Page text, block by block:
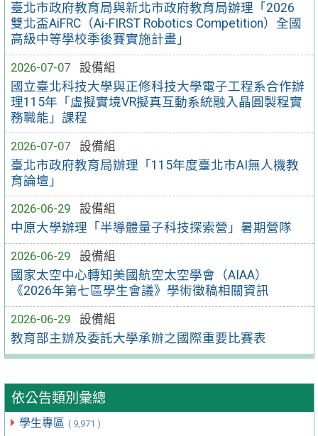
臺北市政府教育局與新北市政府教育局辦理「2026
雙北盃AiFRC（Ai-FIRST Robotics Competition）全國
高級中等學校季後賽實施計畫」
2026-07-07
設備組
國立臺北科技大學與正修科技大學電子工程系合作辦
理115年「虛擬實境VR擬真互動系統融入晶圓製程實
務職能」課程
2026-07-07
設備組
臺北市政府教育局辦理「115年度臺北市AI無人機教
育論壇」
2026-06-29
設備組
中原大學辦理「半導體量子科技探索營」暑期營隊
2026-06-29
設備組
國家太空中心轉知美國航空太空學會（AIAA）
《2026年第七區學生會議》學術徵稿相關資訊
2026-06-29
設備組
教育部主辦及委託大學承辦之國際重要比賽表
依公告類別彙總
學生專區 ( 9,971 )